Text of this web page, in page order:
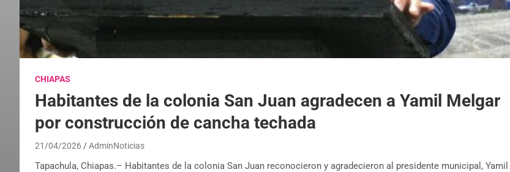
CHIAPAS
Habitantes de la colonia San Juan agradecen a Yamil Melgar
por construcción de cancha techada
21/04/2026 AdminNoticias
Tapachula, Chiapas.– Habitantes de la colonia San Juan reconocieron y agradecieron al presidente municipal, Yamil